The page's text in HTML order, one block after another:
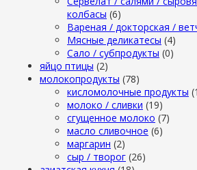
колбасы (6)
Вареная / докторская /
Мясные деликатесы (4)
Сало / субпродукты (0)
яйцо птицы (2)
молокопродукты (78)
кисломолочные продукты
молоко / сливки (19)
сгущенное молоко (7)
масло сливочное (6)
маргарин (2)
сыр / творог (26)